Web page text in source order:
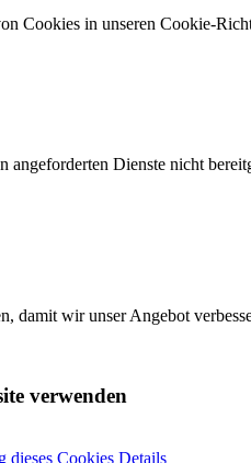
Cookies in unseren Cookie-
angeforderten Dienste nicht
damit wir unser Angebot
verwenden
dieses Cookies Details